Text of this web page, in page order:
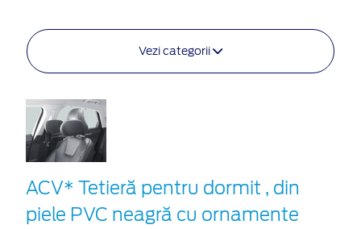
Vezi categorii
ACV* Tetieră pentru dormit , din
piele PVC neagră cu ornamente